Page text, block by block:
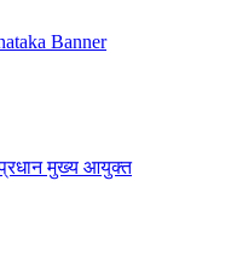
मुख्य आयुक्त